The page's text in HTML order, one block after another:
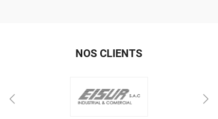
NOS CLIENTS